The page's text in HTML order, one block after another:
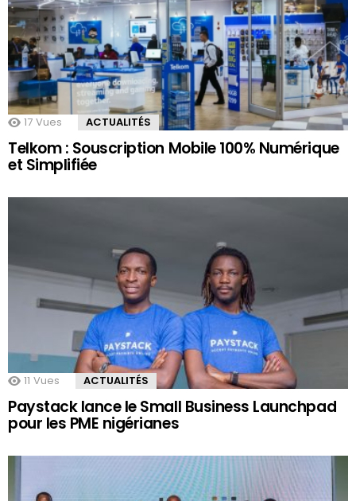
17 Vues ACTUALITÉS
Telkom : Souscription Mobile 100% Numérique
et Simplifiée
11 Vues ACTUALITÉS
Paystack lance le Small Business Launchpad
pour les PME nigérianes